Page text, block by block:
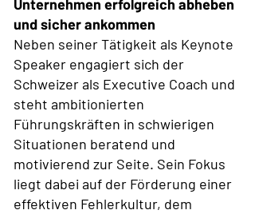
Unternehmen erfolgreich abheben
und sicher ankommen
Neben seiner Tätigkeit als Keynote
Speaker engagiert sich der
Schweizer als Executive Coach und
steht ambitionierten
Führungskräften in schwierigen
Situationen beratend und
motivierend zur Seite. Sein Fokus
liegt dabei auf der Förderung einer
effektiven Fehlerkultur, dem